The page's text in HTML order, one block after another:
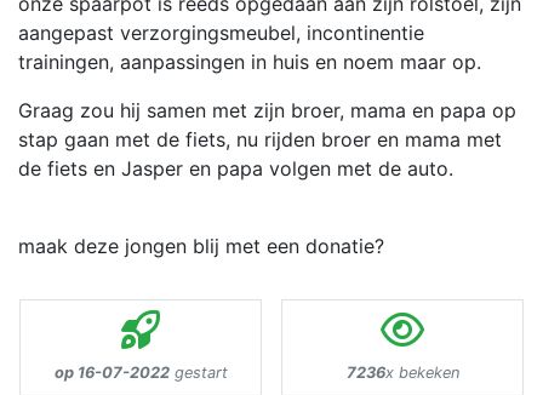
aangepast verzorgingsmeubel, incontinentie
trainingen, aanpassingen in huis en noem maar op.
Graag zou hij samen met zijn broer, mama en papa op
stap gaan met de fiets, nu rijden broer en mama met
de fiets en Jasper en papa volgen met de auto.
maak deze jongen blij met een donatie?
op 16-07-2022gestart 7236x bekeken